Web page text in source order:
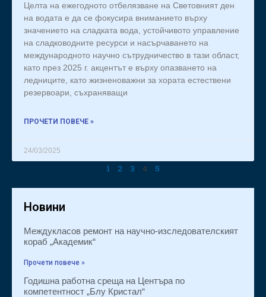
Целта на ежегодното отбелязване на Световният ден
на водата е да се фокусира вниманието върху
значението на сладката вода, устойчивото управление
на сладководните ресурси и насърчаването на
международното научно сътрудничество в тази област,
като през 2025 г. акцентът е върху опазването на
ледниците, като жизненоважни за хората естествени
резервоари, съхраняващи
ПРОЧЕТИ ПОВЕЧЕ »
24/03/2025
1 2 3 4 5
Новини
Междукласов ремонт на научно-изследователският
кораб „Академик“
Прочети повече »
Годишна работна среща на Центъра по
компетентност „Блу Кристал“